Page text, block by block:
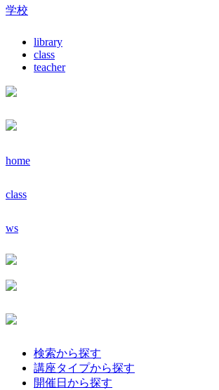
学校
library
class
teacher
home
class
ws
検索から探す
講座タイプから探す
開催日から探す